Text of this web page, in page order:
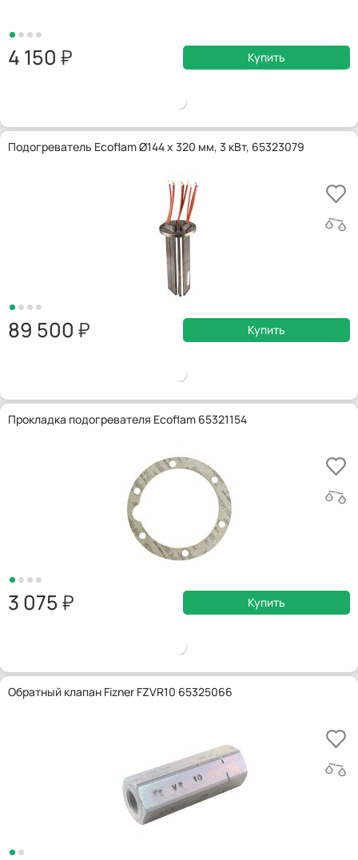
4 150 Купить
Подогреватель Ecoflam Ø144 x 320 мм, 3 кВт, 65323079
89 500 Купить
Прокладка подогревателя Ecoflam 65321154
3 075 Купить
Обратный клапан Fizner FZVR10 65325066